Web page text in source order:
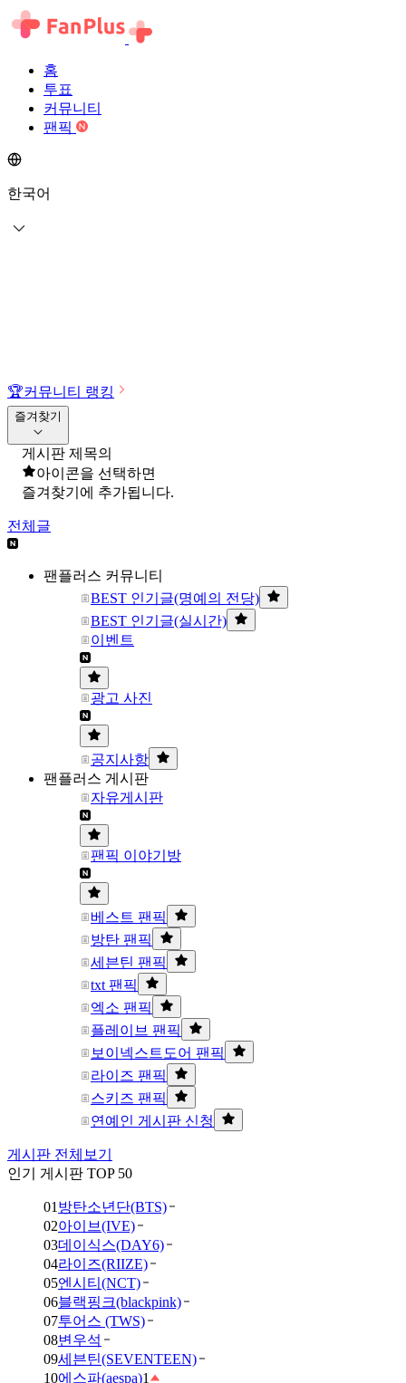
홈
투표
커뮤니티
팬픽
한국어
🏆커뮤니티 랭킹
즐겨찾기
게시판 제목의
아이콘을 선택하면
즐겨찾기에 추가됩니다.
전체글
팬플러스 커뮤니티
BEST 인기글(명예의 전당)
BEST 인기글(실시간)
이벤트
광고 사진
공지사항
팬플러스 게시판
자유게시판
팬픽 이야기방
베스트 팬픽
방탄 팬픽
세븐틴 팬픽
txt 팬픽
엑소 팬픽
플레이브 팬픽
보이넥스트도어 팬픽
라이즈 팬픽
스키즈 팬픽
연예인 게시판 신청
게시판 전체보기
인기 게시판 TOP 50
01 방탄소년단(BTS)
02아이브(IVE)
03데이식스(DAY6)
04라이즈(RIIZE)
05엔시티(NCT)
06블랙핑크(blackpink)
07투어스 (TWS)
08변우석
09세븐틴(SEVENTEEN)
10에스파(aespa)1